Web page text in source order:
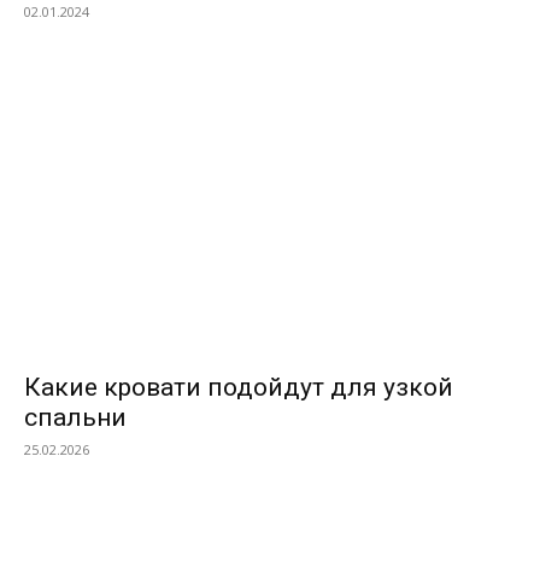
02.01.2024
Какие кровати подойдут для узкой
спальни
25.02.2026